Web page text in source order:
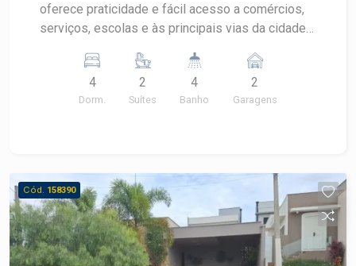
oferece praticidade e fácil acesso a comércios,
serviços, escolas e às principais vias da cidade,
privilegiada. * Área útil: 241,87 m² * Sala ampla
para vários ambientes com sacada * Sala de TV
aconchegante * Cozinha completa com armários
e bem distribuídos * 2 vagas de garagem O
condomínio conta com área de lazer completa,
proporcionando momentos de convivência,
segurança e qualidade de vida para toda a família.
Construa seu futuro com quem é agente de
4
Dorm.
2
Suítes
4
Banho
2
Garagens
Cód. 158390